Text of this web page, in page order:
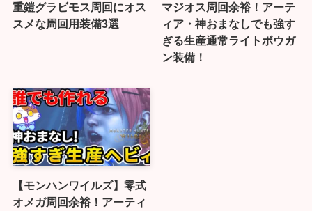
重鎧グラビモス周回にオス
スメな周回用装備3選
マジオス周回余裕！アーテ
ィア・神おまなしでも強す
ぎる生産通常ライトボウガ
ン装備！
【モンハンワイルズ】零式
オメガ周回余裕！アーティ